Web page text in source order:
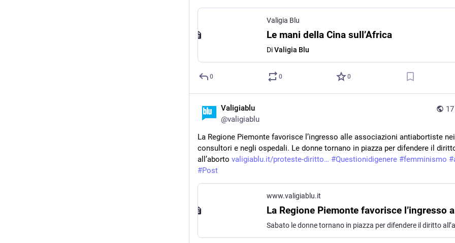
Valigia Blu
Le mani della Cina sull’Africa
DiValigia Blu
0 0 0
Valigiablu
@valigiablu
La Regione Piemonte favorisce l’ingresso alle associazioni antiabortiste nei
consultori e negli ospedali. Le donne tornano in piazza per difendere il
all’aborto valigiablu.it/proteste-diritto #Questionidigenere #femminismo #
#Post
www.valigiablu.it